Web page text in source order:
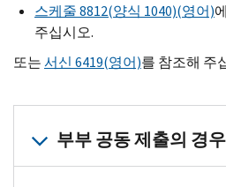
스케줄 8812(양식 1040)(영어)
주십시오.
또는서신 6419(영어)를 참조해 주
부부 공동 제출의 경우